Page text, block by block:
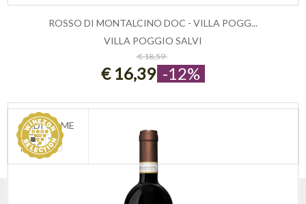
ESAURITO
ROSSO DI MONTALCINO DOC - VILLA POGG...
VILLA POGGIO SALVI
€ 18,59
€ 16,39 -12%
VEDI COME